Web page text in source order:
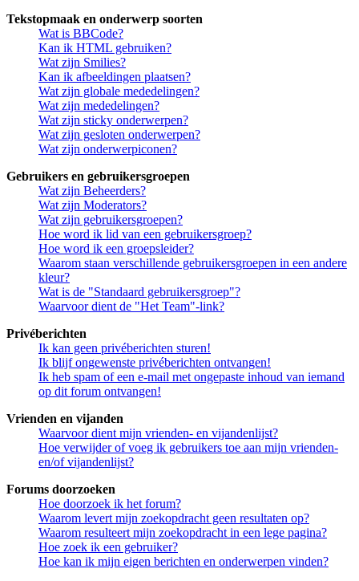
Tekstopmaak en onderwerp soorten
Wat is BBCode?
Kan ik HTML gebruiken?
Wat zijn Smilies?
Kan ik afbeeldingen plaatsen?
Wat zijn globale mededelingen?
Wat zijn mededelingen?
Wat zijn sticky onderwerpen?
Wat zijn gesloten onderwerpen?
Wat zijn onderwerpiconen?
Gebruikers en gebruikersgroepen
Wat zijn Beheerders?
Wat zijn Moderators?
Wat zijn gebruikersgroepen?
Hoe word ik lid van een gebruikersgroep?
Hoe word ik een groepsleider?
Waarom staan verschillende gebruikersgroepen in een andere
kleur?
Wat is de "Standaard gebruikersgroep"?
Waarvoor dient de "Het Team"-link?
Privéberichten
Ik kan geen privéberichten sturen!
Ik blijf ongewenste privéberichten ontvangen!
Ik heb spam of een e-mail met ongepaste inhoud van iemand
op dit forum ontvangen!
Vrienden en vijanden
Waarvoor dient mijn vrienden- en vijandenlijst?
Hoe verwijder of voeg ik gebruikers toe aan mijn vrienden-
en/of vijandenlijst?
Forums doorzoeken
Hoe doorzoek ik het forum?
Waarom levert mijn zoekopdracht geen resultaten op?
Waarom resulteert mijn zoekopdracht in een lege pagina?
Hoe zoek ik een gebruiker?
Hoe kan ik mijn eigen berichten en onderwerpen vinden?